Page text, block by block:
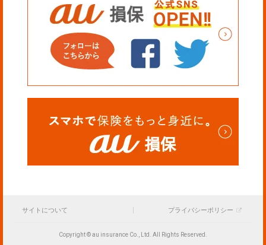
サイトについて プライバシーポリシー
Copyright © au insurance Co., Ltd. All Rights Reserved.